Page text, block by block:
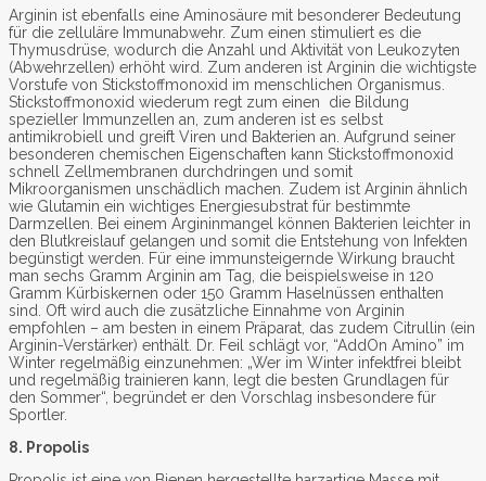
Arginin ist ebenfalls eine Aminosäure mit besonderer Bedeutung
für die zelluläre Immunabwehr. Zum einen stimuliert es die
Thymusdrüse, wodurch die Anzahl und Aktivität von Leukozyten
(Abwehrzellen) erhöht wird. Zum anderen ist Arginin die wichtigste
Vorstufe von Stickstoffmonoxid im menschlichen Organismus.
Stickstoffmonoxid wiederum regt zum einen die Bildung
spezieller Immunzellen an, zum anderen ist es selbst
antimikrobiell und greift Viren und Bakterien an. Aufgrund seiner
besonderen chemischen Eigenschaften kann Stickstoffmonoxid
schnell Zellmembranen durchdringen und somit
Mikroorganismen unschädlich machen. Zudem ist Arginin ähnlich
wie Glutamin ein wichtiges Energiesubstrat für bestimmte
Darmzellen. Bei einem Argininmangel können Bakterien leichter in
den Blutkreislauf gelangen und somit die Entstehung von Infekten
begünstigt werden. Für eine immunsteigernde Wirkung braucht
man sechs Gramm Arginin am Tag, die beispielsweise in 120
Gramm Kürbiskernen oder 150 Gramm Haselnüssen enthalten
sind. Oft wird auch die zusätzliche Einnahme von Arginin
empfohlen – am besten in einem Präparat, das zudem Citrullin (ein
Arginin-Verstärker) enthält. Dr. Feil schlägt vor, “AddOn Amino” im
Winter regelmäßig einzunehmen: „Wer im Winter infektfrei bleibt
und regelmäßig trainieren kann, legt die besten Grundlagen für
den Sommer“, begründet er den Vorschlag insbesondere für
Sportler.
8. Propolis